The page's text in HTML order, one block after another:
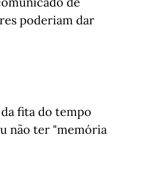
poderiam dar
fita do tempo
não ter "memória